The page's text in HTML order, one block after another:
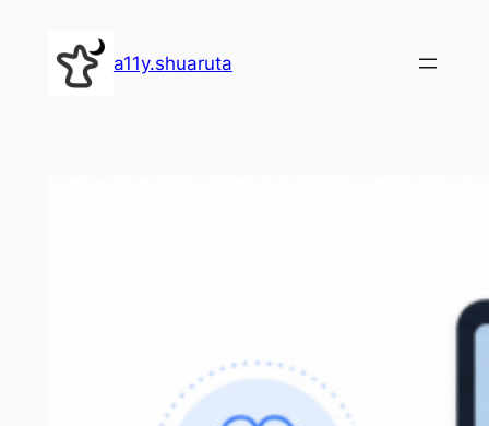
content
a11y.shuaruta